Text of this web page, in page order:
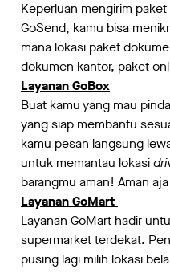
Keperluan mengirim
GoSend, kamu bisa
mana lokasi paket
dokumen kantor, paket
Layanan GoBox
Buat kamu yang mau
yang siap membantu
kamu pesan langsung
untuk memantau lokasi
barangmu aman! Aman
Layanan GoMart
Layanan GoMart hadir
supermarket terdekat.
pusing lagi milih lokasi